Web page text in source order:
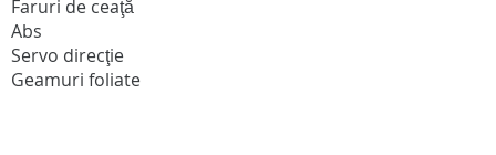
Faruri de ceaţă
Abs
Servo direcţie
Geamuri foliate